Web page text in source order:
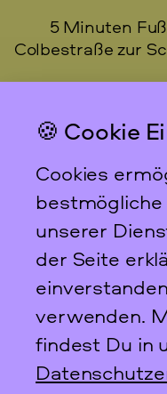
5 Minuten
Colbestraße zur
Mit dem Bus
Fährt vom
5 Minuten
Gärtnerstraße
Das feministische
Archiv FFBIZ
Newsletter
🍪 Cookie
Cookies
unserer
der Seite
verwenden.
findest Du in